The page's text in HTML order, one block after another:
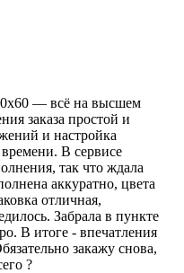
— всё на высшем
заказа простой и
и настройка
В сервисе
так что ждала
аккуратно, цвета
отличная,
Забрала в пункте
В итоге - впечатления
закажу снова,
?